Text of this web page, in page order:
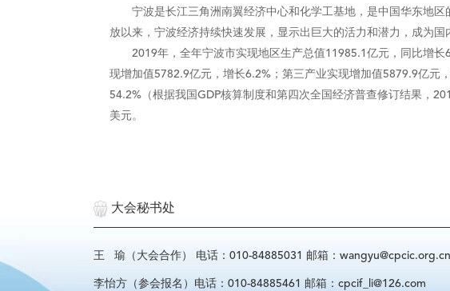
宁波是长江三角洲南翼经济中心和化学工基地，是中国华东地区
放以来，宁波经济持续快速发展，显示出巨大的活力和潜力，成为国
2019年，全年宁波市实现地区生产总值11985.1亿元，同比增长
现增加值5782.9亿元，增长6.2%；第三产业实现增加值5879.9亿元
54.2%（根据我国GDP核算制度和第四次全国经济普查修订结果，
美元。
大会秘书处
王 瑜（大会合作） 电话：010-84885031 邮箱：wangyu@cpcic.org.cn
李怡方（参会报名）电话：010-84885461 邮箱：cpcif_li@126.com